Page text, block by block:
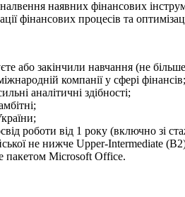
наявних фінансових
фінансових процесів та
або закінчили навчання (не
компанії у сфері фінансів;
аналітичні здібності;
роботи від 1 року (включно зі
не нижче Upper-Intermediate
пакетом Microsoft Office.